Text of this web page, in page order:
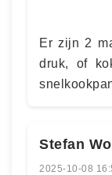
Er zijn 2
druk, of
Stefan
2025-10-08